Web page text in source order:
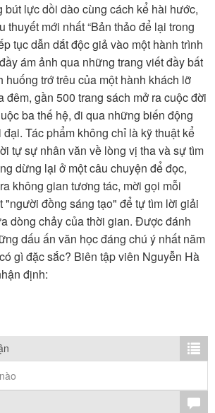
bút lực dồi dào cùng cách kể hài hước,
thuyết mới nhất “Bản thảo để lại trong
tục dẫn dắt độc giả vào một hành trình
ám ảnh qua những trang viết đầy bất
huống trớ trêu của một hành khách lỡ
đêm, gần 500 trang sách mở ra cuộc đời
ba thế hệ, đi qua những biến động
Tác phẩm không chỉ là kỹ thuật kể
tự sự nhân văn về lòng vị tha và sự tìm
dừng lại ở một câu chuyện để đọc,
không gian tương tác, mời gọi mỗi
"người đồng sáng tạo" để tự tìm lời giải
dòng chảy của thời gian. Được đánh
dấu ấn văn học đáng chú ý nhất năm
gì đặc sắc? Biên tập viên Nguyễn Hà
định: